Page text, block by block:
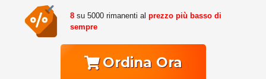
8 su 5000 rimanenti al prezzo più basso di
sempre
Ordina Ora